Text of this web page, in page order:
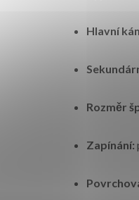
Hlavní
Rozměr
Zapínání: